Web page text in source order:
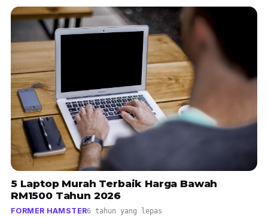
5 Laptop Murah Terbaik Harga Bawah
RM1500 Tahun 2026
FORMER HAMSTER6 tahun yang lepas